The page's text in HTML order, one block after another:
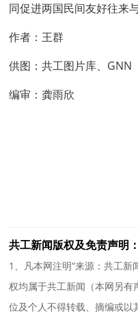
同促进两国民间友好往来
作者：王群
供图：共工图片库、GNN
编审：龚雨欣
共工新闻版权及免责声明：
1、凡本网注明“来源：共工新
权均属于共工新闻（本网另
位及个人不得转载、摘编或